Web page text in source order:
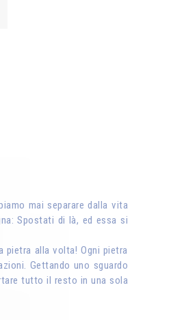
mai separare dalla vita
Spostati di là, ed essa si
pietra alla volta! Ogni pietra
Gettando uno sguardo
tutto il resto in una sola